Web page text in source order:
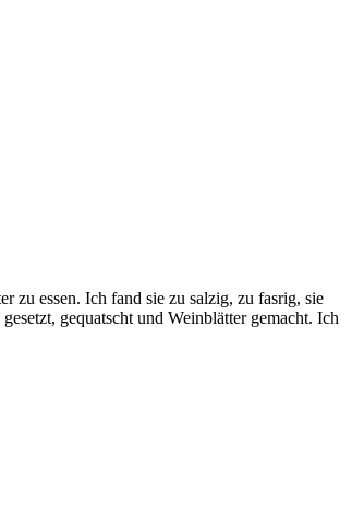
zu essen. Ich fand sie zu salzig, zu fasrig, sie
gequatscht und Weinblätter gemacht. Ich